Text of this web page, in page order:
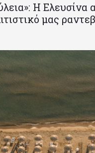
Η Ελευσίνα
μας